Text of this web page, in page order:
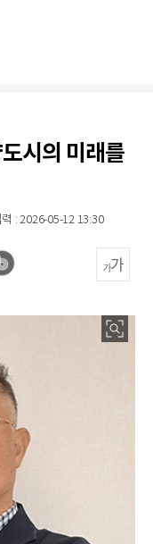
시의 미래를
: 2026-05-12 13:30